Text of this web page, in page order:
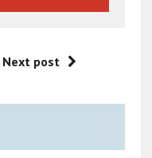
Next post